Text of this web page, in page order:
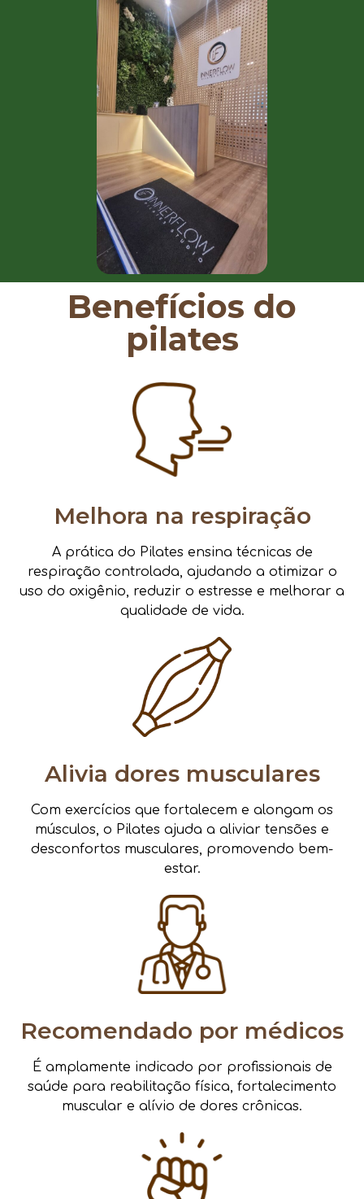
Benefícios do
pilates
Melhora na respiração
A prática do Pilates ensina técnicas de
respiração controlada, ajudando a otimizar o
uso do oxigênio, reduzir o estresse e melhorar a
qualidade de vida.
Alivia dores musculares
Com exercícios que fortalecem e alongam os
músculos, o Pilates ajuda a aliviar tensões e
desconfortos musculares, promovendo bem-
estar.
Recomendado por médicos
É amplamente indicado por profissionais de
saúde para reabilitação física, fortalecimento
muscular e alívio de dores crônicas.